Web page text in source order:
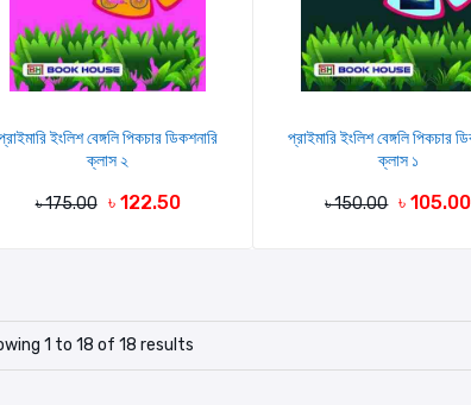
ইংলিশ বেঙ্গলি পিকচার ডিকশনারি
ক্লাস ২
৳ 175.00 ৳ 122.50
প্রাইমারি ইংলিশ বেঙ্গলি পিকচার
ক্লাস ১
৳ 150.00 ৳ 105.00
1 to 18 of 18 results